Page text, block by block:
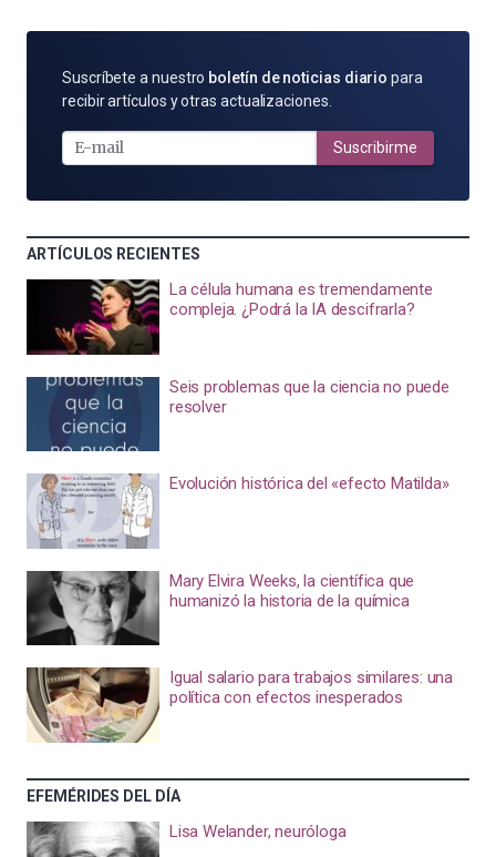
SUSCRÍBETE
POR
MAIL
Suscríbete a nuestro boletín de noticias diario para
recibir artículos y otras actualizaciones.
Suscribirme
ARTÍCULOS RECIENTES
La célula humana es tremendamente
compleja. ¿Podrá la IA descifrarla?
Seis problemas que la ciencia no puede
resolver
Evolución histórica del «efecto Matilda»
Mary Elvira Weeks, la científica que
humanizó la historia de la química
Igual salario para trabajos similares: una
política con efectos inesperados
EFEMÉRIDES DEL DÍA
Lisa Welander, neuróloga